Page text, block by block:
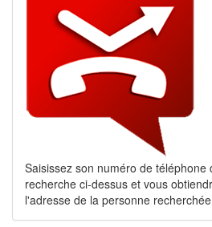
Saisissez son numéro de téléphone
recherche ci-dessus et vous
l'adresse de la personne